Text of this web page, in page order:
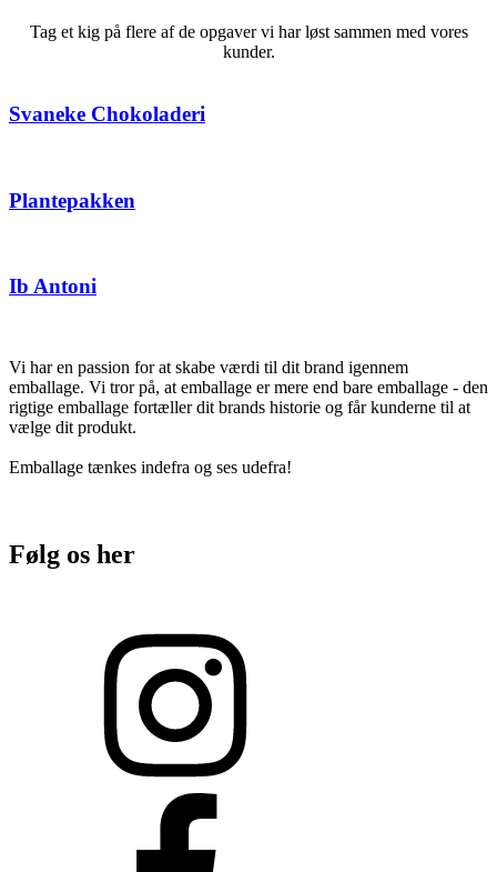
Tag et kig på flere af de opgaver vi har løst sammen med vores
kunder.
Svaneke Chokoladeri
Plantepakken
Ib Antoni
Vi har en passion for at skabe værdi til dit brand igennem
emballage. Vi tror på, at emballage er mere end bare emballage - den
rigtige emballage fortæller dit brands historie og får kunderne til at
vælge dit produkt.
Emballage tænkes indefra og ses udefra!
Følg os her